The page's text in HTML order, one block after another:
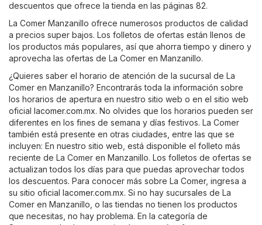
descuentos que ofrece la tienda en las páginas 82.
La Comer Manzanillo ofrece numerosos productos de calidad
a precios super bajos. Los folletos de ofertas están llenos de
los productos más populares, así que ahorra tiempo y dinero y
aprovecha las ofertas de La Comer en Manzanillo.
¿Quieres saber el horario de atención de la sucursal de La
Comer en Manzanillo? Encontrarás toda la información sobre
los horarios de apertura en nuestro sitio web o en el sitio web
oficial lacomer.com.mx. No olvides que los horarios pueden ser
diferentes en los fines de semana y días festivos. La Comer
también está presente en otras ciudades, entre las que se
incluyen: En nuestro sitio web, está disponible el folleto más
reciente de La Comer en Manzanillo. Los folletos de ofertas se
actualizan todos los días para que puedas aprovechar todos
los descuentos. Para conocer más sobre La Comer, ingresa a
su sitio oficial lacomer.com.mx. Si no hay sucursales de La
Comer en Manzanillo, o las tiendas no tienen los productos
que necesitas, no hay problema. En la categoría de